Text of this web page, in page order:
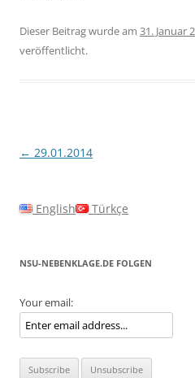
Dieser Beitrag wurde am 31. Januar
veröffentlicht.
Beitragsnavigation
← 29.01.2014
English Türkçe
NSU-NEBENKLAGE.DE FOLGEN
Your email: